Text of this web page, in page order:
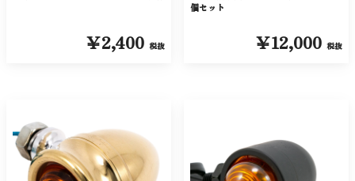
￥2,400 税抜
個セット
￥12,000 税抜